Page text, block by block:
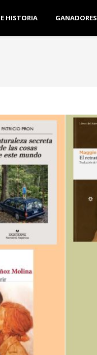
HISTORIA GANADORES